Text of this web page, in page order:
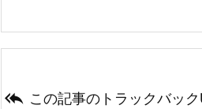
 この記事のトラックバッ